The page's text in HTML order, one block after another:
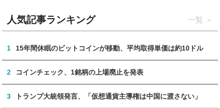
人気記事ランキング 一覧
1 15年間休眠のビットコインが移動、平均取得単価は約10ドル
2 コインチェック、1銘柄の上場廃止を発表
3 トランプ大統領発言、「仮想通貨主導権は中国に渡さない」